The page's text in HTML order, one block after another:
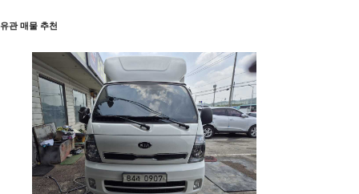
유관 매물 추천